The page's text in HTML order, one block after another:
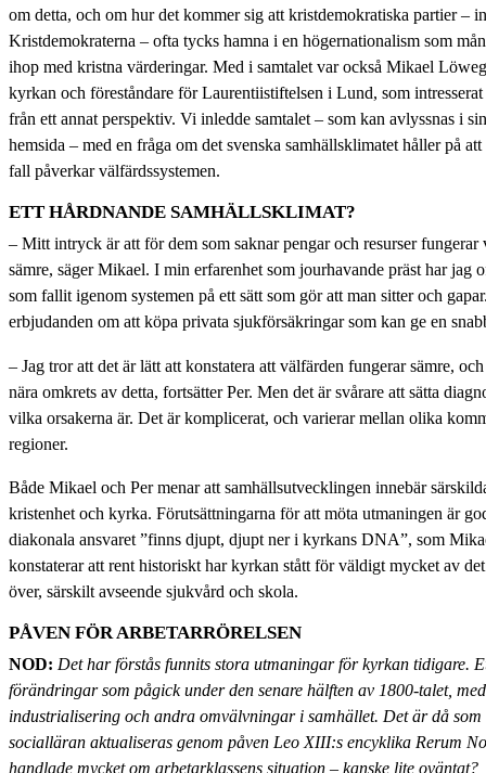
om detta, och om hur det kommer sig att kristdemokratiska partier –
Kristdemokraterna – ofta tycks hamna i en högernationalism som
ihop med kristna värderingar. Med i samtalet var också Mikael
kyrkan och föreståndare för Laurentiistiftelsen i Lund, som
från ett annat perspektiv. Vi inledde samtalet – som kan avlyssnas i
hemsida – med en fråga om det svenska samhällsklimatet håller på
fall påverkar välfärdssystemen.
ETT HÅRDNANDE SAMHÄLLSKLIMAT?
– Mitt intryck är att för dem som saknar pengar och resurser fungerar
sämre, säger Mikael. I min erfarenhet som jourhavande präst har jag
som fallit igenom systemen på ett sätt som gör att man sitter och
erbjudanden om att köpa privata sjukförsäkringar som kan ge en
– Jag tror att det är lätt att konstatera att välfärden fungerar sämre,
nära omkrets av detta, fortsätter Per. Men det är svårare att sätta
vilka orsakerna är. Det är komplicerat, och varierar mellan olika
regioner.
Både Mikael och Per menar att samhällsutvecklingen innebär
kristenhet och kyrka. Förutsättningarna för att möta utmaningen är
diakonala ansvaret ”finns djupt, djupt ner i kyrkans DNA”, som
konstaterar att rent historiskt har kyrkan stått för väldigt mycket av
över, särskilt avseende sjukvård och skola.
PÅVEN FÖR ARBETARRÖRELSEN
NOD: Det har förstås funnits stora utmaningar för kyrkan tidigare.
förändringar som pågick under den senare hälften av 1800-talet,
industrialisering och andra omvälvningar i samhället. Det är då som
socialläran aktualiseras genom påven Leo XIII:s encyklika Rerum
handlade mycket om arbetarklassens situation – kanske lite oväntat?